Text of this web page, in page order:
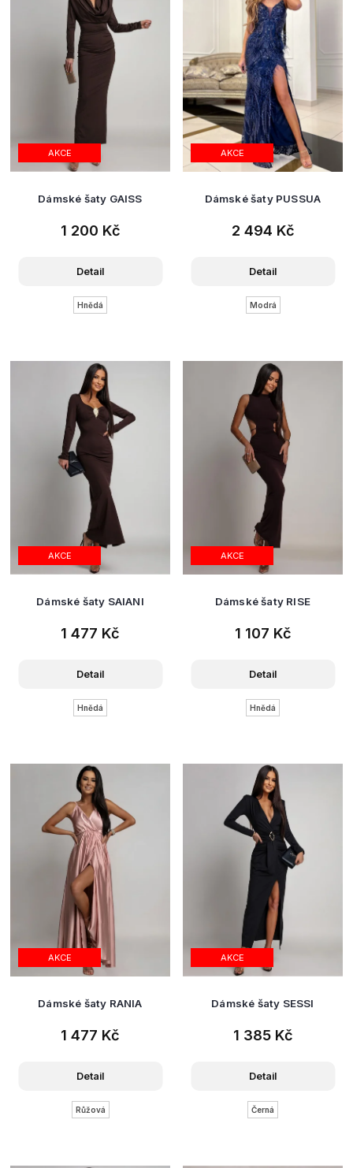
AKCE
Dámské šaty GAISS
1 200 Kč
Detail
Hnědá
AKCE
Dámské šaty PUSSUA
2 494 Kč
Detail
Modrá
AKCE
Dámské šaty SAIANI
1 477 Kč
Detail
Hnědá
AKCE
Dámské šaty RISE
1 107 Kč
Detail
Hnědá
AKCE
Dámské šaty RANIA
1 477 Kč
Detail
Růžová
AKCE
Dámské šaty SESSI
1 385 Kč
Detail
Černá